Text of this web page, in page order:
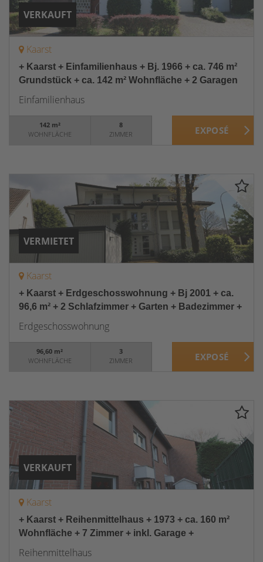
VERKAUFT
Kaarst
+ Kaarst + Einfamilienhaus + Bj. 1966 + ca. 746 m²
Grundstück + ca. 142 m² Wohnfläche + 2 Garagen
Einfamilienhaus
142 m²
WOHNFLÄCHE
8
ZIMMER
VERMIETET
Kaarst
+ Kaarst + Erdgeschosswohnung + Bj 2001 + ca.
96,6 m² + 2 Schlafzimmer + Garten + Badezimmer +
Erdgeschosswohnung
96,60 m²
WOHNFLÄCHE
3
ZIMMER
VERKAUFT
Kaarst
+ Kaarst + Reihenmittelhaus + 1973 + ca. 160 m²
Wohnfläche + 7 Zimmer + inkl. Garage +
Reihenmittelhaus